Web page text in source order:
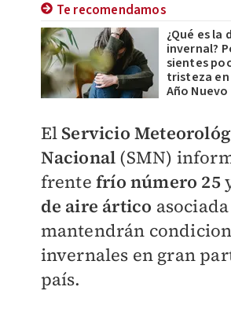
Te recomendamos
¿Qué es la
invernal?
sientes
tristeza en
Año Nuevo
El Servicio
Nacional (SMN)
frente frío número 25
de aire ártico asociada
mantendrán
invernales en gran
país.